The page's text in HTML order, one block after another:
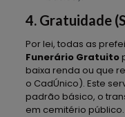
4. Gratuidade
Por lei, todas as
Funerário Gratuito
baixa renda ou que
o CadÚnico). Este
padrão básico, o
em cemitério público.